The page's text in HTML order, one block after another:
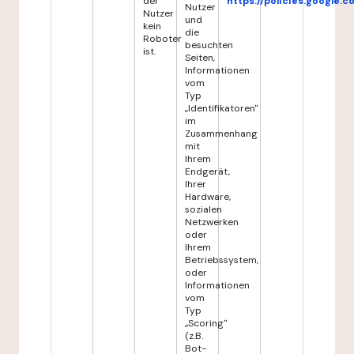
Nutzer
kein
Roboter
ist.
Nutzer
und
die
besuchten
Seiten,
Informationen
vom
Typ
„Identifikatoren"
im
Zusammenhang
mit
Ihrem
Endgerät,
Ihrer
Hardware,
sozialen
Netzwerken
oder
Ihrem
Betriebssystem,
oder
Informationen
vom
Typ
„Scoring"
(z.B.
Bot-